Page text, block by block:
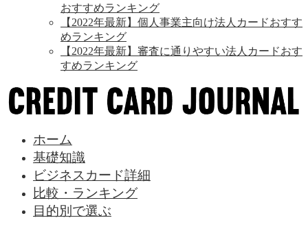
おすすめランキング
【2022年最新】個人事業主向け法人カードおすす
めランキング
【2022年最新】審査に通りやすい法人カードおす
すめランキング
ホーム
基礎知識
ビジネスカード詳細
比較・ランキング
目的別で選ぶ